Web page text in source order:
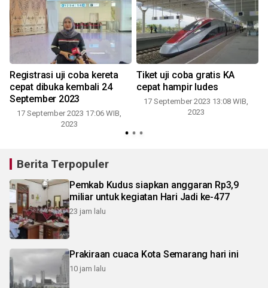
Registrasi uji coba kereta
cepat dibuka kembali 24
September 2023
17 September 2023 17:06 WIB,
2023
Tiket uji coba gratis KA
cepat hampir ludes
17 September 2023 13:08 WIB,
2023
Berita Terpopuler
Pemkab Kudus siapkan anggaran Rp3,9
miliar untuk kegiatan Hari Jadi ke-477
23 jam lalu
Prakiraan cuaca Kota Semarang hari ini
10 jam lalu